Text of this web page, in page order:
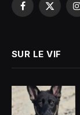
Facebook
X
SUR LE VIF